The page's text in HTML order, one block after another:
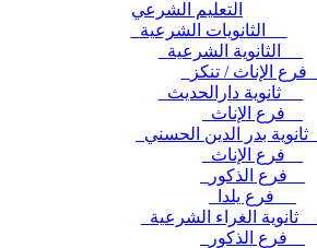
التعليم الشرعي